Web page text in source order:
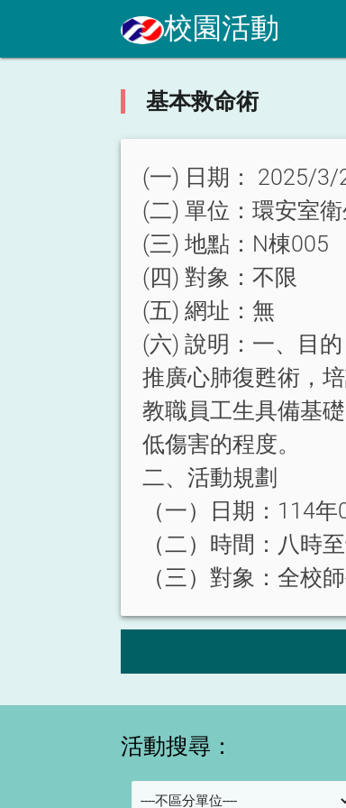
校園活動
基本救命術
(一) 日期： 2025/3/
(二) 單位：環安室
(三) 地點： N棟005
(四) 對象：不限
(五) 網址：無
(六) 說明： 一、目的
推廣心肺復甦術，
教職員工生具備基
低傷害的程度。
二、活動規劃
（一）日期：114
（二）時間：八時
（三）對象：全校
活動搜尋：